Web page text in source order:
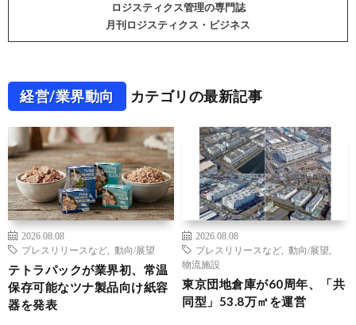
ロジスティクス管理の専門誌
月刊ロジスティクス・ビジネス
経営/業界動向 カテゴリの最新記事
2026.08.08
プレスリリースなど
動向/展望
テトラパックが業界初、常温
保存可能なツナ製品向け紙容
器を発表
2026.08.08
プレスリリースなど
動向/展望
物流施設
東京団地倉庫が60周年、「共
同型」53.8万㎡を運営